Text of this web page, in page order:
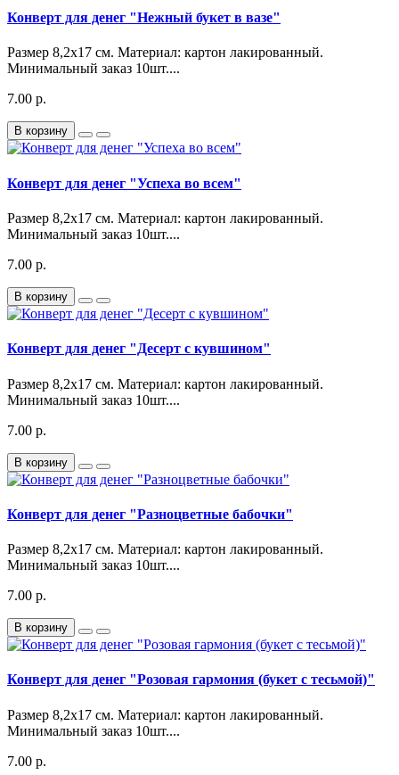
Конверт для денег "Нежный букет в вазе"
Размер 8,2х17 см. Материал: картон лакированный.
Минимальный заказ 10шт....
7.00 р.
В корзину
Конверт для денег "Успеха во всем"
Размер 8,2х17 см. Материал: картон лакированный.
Минимальный заказ 10шт....
7.00 р.
В корзину
Конверт для денег "Десерт с кувшином"
Размер 8,2х17 см. Материал: картон лакированный.
Минимальный заказ 10шт....
7.00 р.
В корзину
Конверт для денег "Разноцветные бабочки"
Размер 8,2х17 см. Материал: картон лакированный.
Минимальный заказ 10шт....
7.00 р.
В корзину
Конверт для денег "Розовая гармония (букет с тесьмой)"
Размер 8,2х17 см. Материал: картон лакированный.
Минимальный заказ 10шт....
7.00 р.